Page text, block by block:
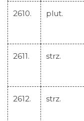
Szukaj
Galeria
2610. plut.
2611. strz.
2612. strz.